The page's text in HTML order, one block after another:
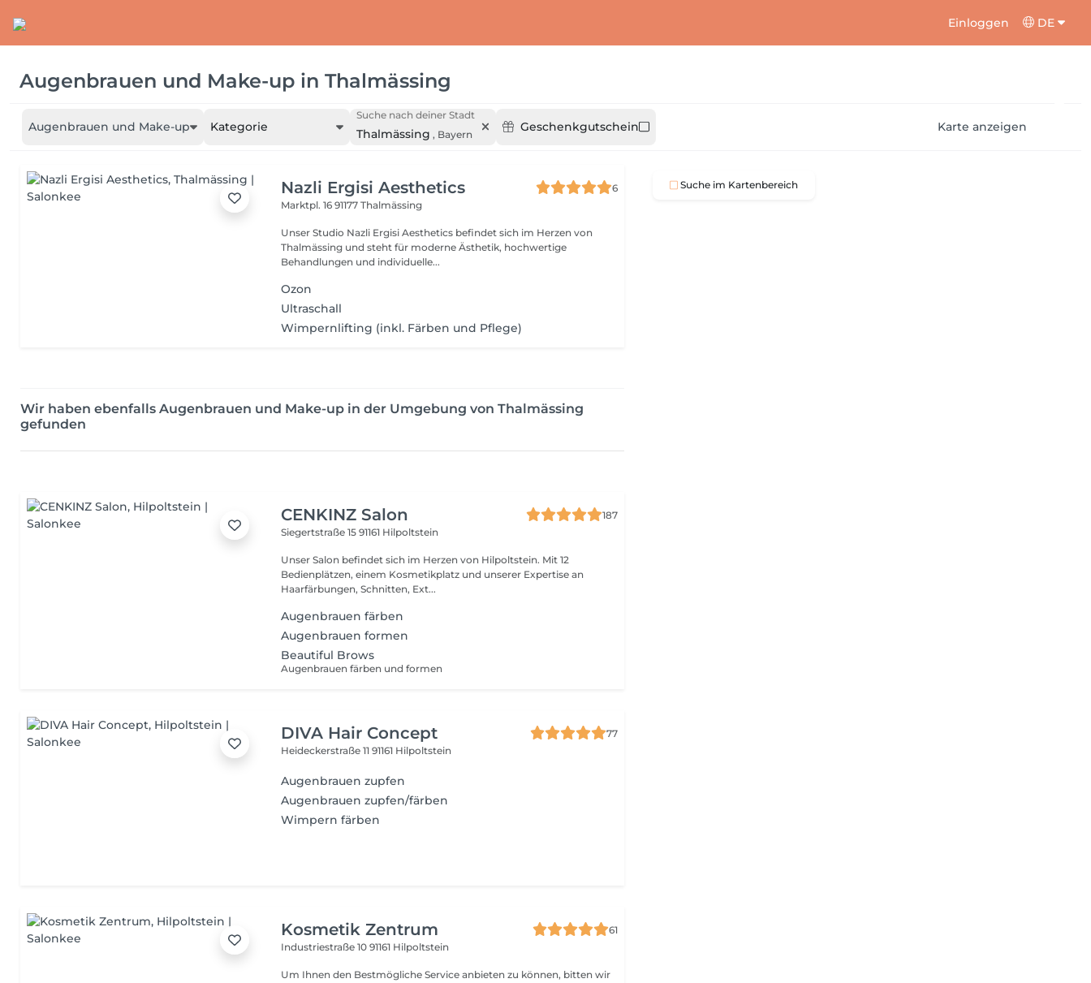
Einloggen DE
Augenbrauen und Make-up in Thalmässing
Augenbrauen und Make-up Kategorie
Suche nach deiner Stadt
Thalmässing , Bayern
Geschenkgutschein Karte anzeigen
Nazli Ergisi Aesthetics
6
Marktpl. 1691177 Thalmässing
Unser Studio Nazli Ergisi Aesthetics befindet sich im Herzen von
Thalmässing und steht für moderne Ästhetik, hochwertige
Behandlungen und individuelle...
Ozon
Ultraschall
Wimpernlifting (inkl. Färben und Pflege)
Wir haben ebenfalls Augenbrauen und Make-up in der Umgebung von Thalmässing
gefunden
CENKINZ Salon
187
Siegertstraße 1591161 Hilpoltstein
Unser Salon befindet sich im Herzen von Hilpoltstein. Mit 12
Bedienplätzen, einem Kosmetikplatz und unserer Expertise an
Haarfärbungen, Schnitten, Ext...
Augenbrauen färben
Augenbrauen formen
Beautiful Brows
Augenbrauen färben und formen
DIVA Hair Concept
77
Heideckerstraße 1191161 Hilpoltstein
Augenbrauen zupfen
Augenbrauen zupfen/färben
Wimpern färben
Kosmetik Zentrum
61
Industriestraße 1091161 Hilpoltstein
Um Ihnen den Bestmögliche Service anbieten zu können, bitten wir
Suche im Kartenbereich